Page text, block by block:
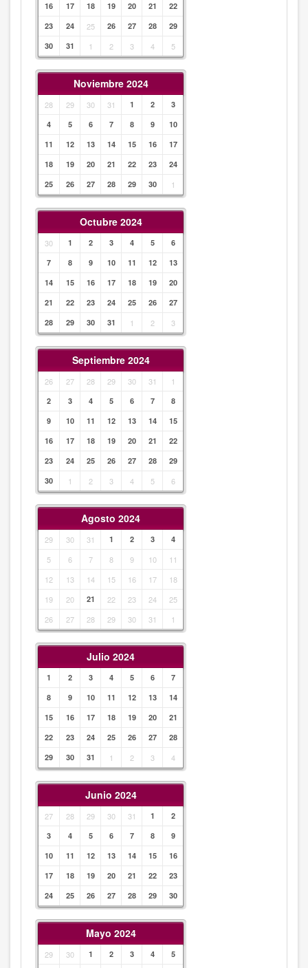
16
17 18 19 20 21
22
23
24 25 26 27 28
29
30
31 1 2 3 4 5
Noviembre 2024
28 29 30 31 1 2
3
4
5 6 7 8 9
10
11
12 13 14 15 16
17
18
19 20 21 22 23
24
25
26 27 28 29 30 1
Octubre 2024
30 1 2 3 4 5
6
7
8 9 10 11 12
13
14
15 16 17 18 19
20
21
22 23 24 25 26
27
28
29 30 31 1 2 3
Septiembre 2024
26 27 28 29 30 31 1
2 3 4 5 6 7
8
9
10 11 12 13 14
15
16
17 18 19 20 21
22
23
24 25 26 27 28
29
30
1 2 3 4 5 6
Agosto 2024
29 30 31 1 2 3 4
5 6 7 8 9 10
11
12
13 14 15 16 17
18
19
20 21 22 23 24
25
26
27 28 29 30 31 1
Julio 2024
1 2 3 4 5 6
7
8
9 10 11 12 13
14
15
16 17 18 19 20
21
22
23 24 25 26 27
28
29
30 31 1 2 3 4
Junio 2024
27 28 29 30 31 1
2
3
4 5 6 7 8
9
10
11 12 13 14 15
16
17
18 19 20 21 22
23
24
25 26 27 28 29 30
Mayo 2024
29 30 1 2 3 4
5